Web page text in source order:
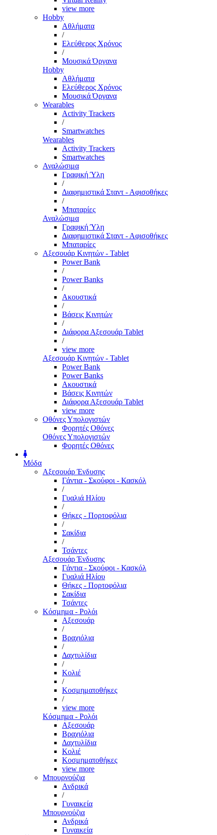
view more
Hobby
Αθλήματα
/
Ελεύθερος Χρόνος
/
Μουσικά Όργανα
Hobby
Αθλήματα
Ελεύθερος Χρόνος
Μουσικά Όργανα
Wearables
Activity Trackers
/
Smartwatches
Wearables
Activity Trackers
Smartwatches
Αναλώσιμα
Γραφική Ύλη
/
Διαφημιστικά Σταντ - Αφισοθήκες
/
Μπαταρίες
Αναλώσιμα
Γραφική Ύλη
Διαφημιστικά Σταντ - Αφισοθήκες
Μπαταρίες
Αξεσουάρ Κινητών - Tablet
Power Bank
/
Power Banks
/
Ακουστικά
/
Βάσεις Κινητών
/
Διάφορα Αξεσουάρ Tablet
/
view more
Αξεσουάρ Κινητών - Tablet
Power Bank
Power Banks
Ακουστικά
Βάσεις Κινητών
Διάφορα Αξεσουάρ Tablet
view more
Οθόνες Υπολογιστών
Φορητές Οθόνες
Οθόνες Υπολογιστών
Φορητές Οθόνες
Μόδα
Αξεσουάρ Ένδυσης
Γάντια - Σκούφοι - Κασκόλ
/
Γυαλιά Ηλίου
/
Θήκες - Πορτοφόλια
/
Σακίδια
/
Τσάντες
Αξεσουάρ Ένδυσης
Γάντια - Σκούφοι - Κασκόλ
Γυαλιά Ηλίου
Θήκες - Πορτοφόλια
Σακίδια
Τσάντες
Κόσμημα - Ρολόι
Αξεσουάρ
/
Βραχιόλια
/
Δαχτυλίδια
/
Κολιέ
/
Κοσμηματοθήκες
/
view more
Κόσμημα - Ρολόι
Αξεσουάρ
Βραχιόλια
Δαχτυλίδια
Κολιέ
Κοσμηματοθήκες
view more
Μπουρνούζια
Ανδρικά
/
Γυναικεία
Μπουρνούζια
Ανδρικά
Γυναικεία